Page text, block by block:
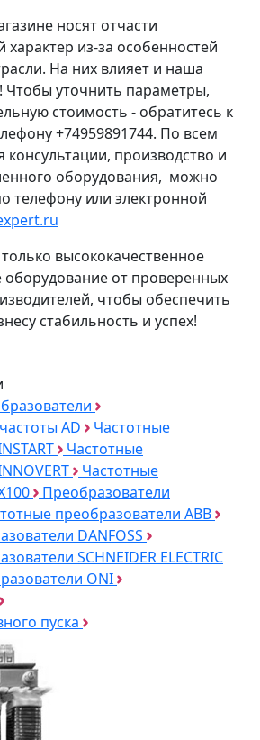
носят отчасти
из-за особенностей
На них влияет и наша
Чтобы уточнить параметры,
стоимость - обратитесь к
+74959891744. По всем
производство и
оборудования, можно
телефону или электронной
высококачественное
от проверенных
чтобы обеспечить
стабильность и успех!
AD
Частотные
Частотные
Частотные
Преобразователи
преобразователи ABB
DANFOSS
SCHNEIDER ELECTRIC
ONI
пуска